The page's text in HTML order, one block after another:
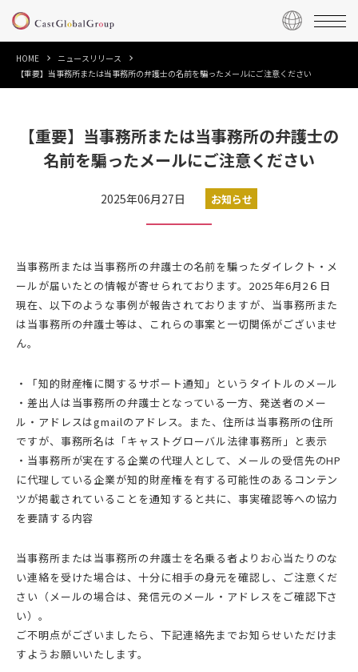
HOME
ニュースリリース
【重要】当事務所または当事務所の弁護士の名前を騙ったメールにご注意ください
【重要】当事務所または当事務所の弁護士の
名前を騙ったメールにご注意ください
2025年06月27日 お知らせ
当事務所または当事務所の弁護士の名前を騙ったダイレクト・メ
ールが届いたとの情報が寄せられております。2025年6月2６日
現在、以下のような事例が報告されておりますが、当事務所また
は当事務所の弁護士等は、これらの事案と一切関係がございませ
ん。
・「知的財産権に関するサポート通知」というタイトルのメール
・差出人は当事務所の弁護士となっている一方、発送者のメー
ル・アドレスはgmailのアドレス。また、住所は当事務所の住所
ですが、事務所名は「キャストグローバル法律事務所」と表示
・当事務所が実在する企業の代理人として、メールの受信先のHP
に代理している企業が知的財産権を有する可能性のあるコンテン
ツが掲載されていることを通知すると共に、事実確認等への協力
を要請する内容
当事務所または当事務所の弁護士を名乗る者よりお心当たりのな
い連絡を受けた場合は、十分に相手の身元を確認し、ご注意くだ
さい（メールの場合は、発信元のメール・アドレスをご確認下さ
い）。
ご不明点がございましたら、下記連絡先までお知らせいただけま
すようお願いいたします。